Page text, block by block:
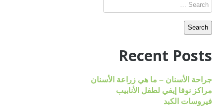
Recent Posts
جراحة الأسنان – ما هي زراعة الأسنان
مراكز نوفا إيفي لطفل الأنابيب
فيروسات الكبد